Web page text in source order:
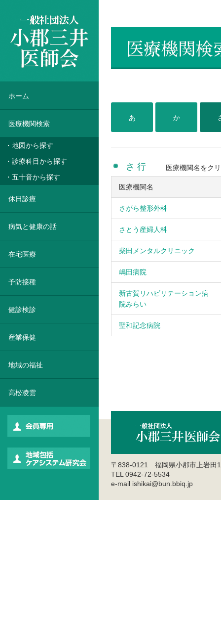
あ か
さ 行 医療機関名をク
医療機関名
さがら整形外科
さとう産婦人科
柴田メンタルクリニック
嶋田病院
新古賀リハビリテーション病
院みらい
聖和記念病院
ホーム
医療機関検索
・地図から探す
・診療科目から探す
・五十音から探す
休日診療
病気と健康の話
在宅医療
予防接種
健診検診
産業保健
地域の福祉
高松凌雲
〒838-0121 福岡県小郡市上岩田
TEL 0942-72-5534
e-mail ishikai@bun.bbiq.jp